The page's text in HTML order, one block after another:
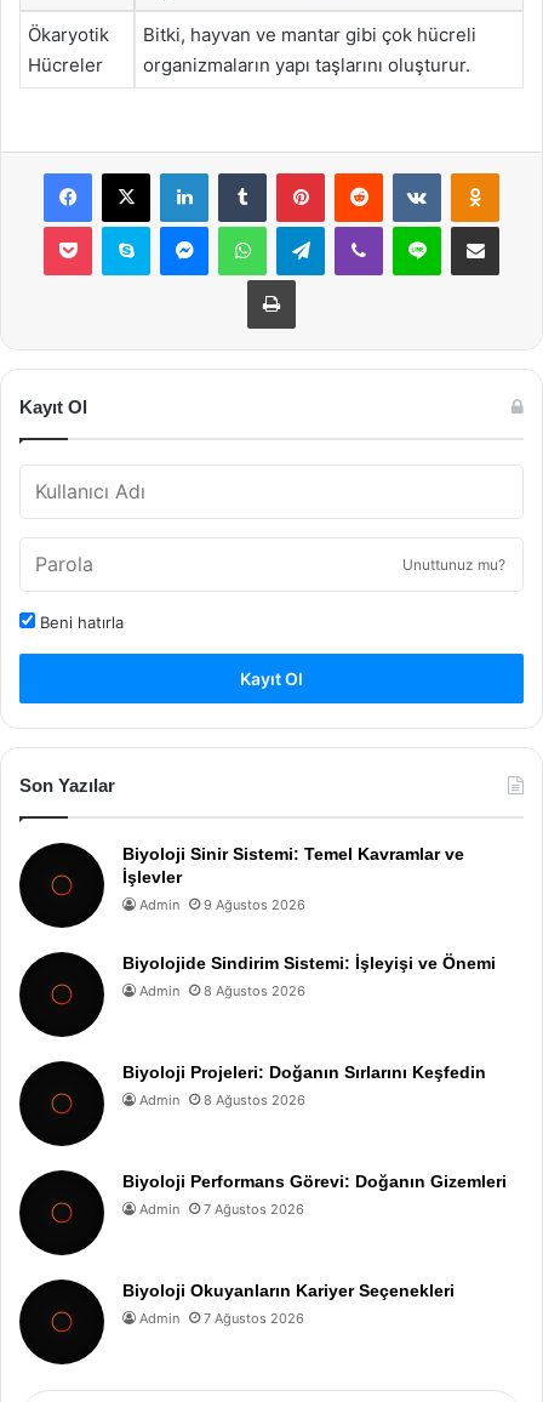
Ökaryotik
Hücreler
Bitki, hayvan ve mantar gibi çok hücreli
organizmaların yapı taşlarını oluşturur.
Facebook
X LinkedInTumblr PinterestReddit VKontakte
Pocket Skype MessengerWhatsAppTelegramViber Line E-Posta ile
Yazdır
Kayıt Ol
Unuttunuz mu?
Beni hatırla
Kayıt Ol
Son Yazılar
Biyoloji Sinir Sistemi: Temel Kavramlar ve
İşlevler
Admin 9 Ağustos 2026
Biyolojide Sindirim Sistemi: İşleyişi ve Önemi
Admin 8 Ağustos 2026
Biyoloji Projeleri: Doğanın Sırlarını Keşfedin
Admin 8 Ağustos 2026
Biyoloji Performans Görevi: Doğanın Gizemleri
Admin 7 Ağustos 2026
Biyoloji Okuyanların Kariyer Seçenekleri
Admin 7 Ağustos 2026